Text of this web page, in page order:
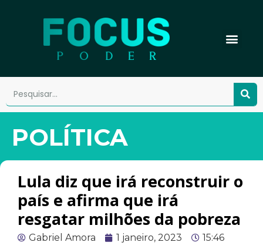
POLÍTICA
Lula diz que irá reconstruir o
país e afirma que irá
resgatar milhões da pobreza
Gabriel Amora 1 janeiro, 2023 15:46